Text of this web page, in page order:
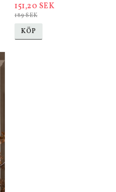
189 SEK
151,20 SEK
KÖP